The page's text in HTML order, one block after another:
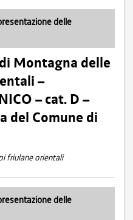
delle
Montagna delle
–
– cat. D –
del Comune di
friulane orientali
delle